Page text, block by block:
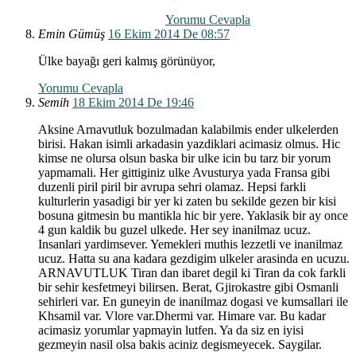
Yorumu Cevapla
Emin Gümüş 16 Ekim 2014 De 08:57
Ülke bayağı geri kalmış görünüyor,
Yorumu Cevapla
Semih 18 Ekim 2014 De 19:46
Aksine Arnavutluk bozulmadan kalabilmis ender ulkelerden
birisi. Hakan isimli arkadasin yazdiklari acimasiz olmus. Hic
kimse ne olursa olsun baska bir ulke icin bu tarz bir yorum
yapmamali. Her gittiginiz ulke Avusturya yada Fransa gibi
duzenli piril piril bir avrupa sehri olamaz. Hepsi farkli
kulturlerin yasadigi bir yer ki zaten bu sekilde gezen bir kisi
bosuna gitmesin bu mantikla hic bir yere. Yaklasik bir ay once
4 gun kaldik bu guzel ulkede. Her sey inanilmaz ucuz.
Insanlari yardimsever. Yemekleri muthis lezzetli ve inanilmaz
ucuz. Hatta su ana kadara gezdigim ulkeler arasinda en ucuzu.
ARNAVUTLUK Tiran dan ibaret degil ki Tiran da cok farkli
bir sehir kesfetmeyi bilirsen. Berat, Gjirokastre gibi Osmanli
sehirleri var. En guneyin de inanilmaz dogasi ve kumsallari ile
Khsamil var. Vlore var.Dhermi var. Himare var. Bu kadar
acimasiz yorumlar yapmayin lutfen. Ya da siz en iyisi
gezmeyin nasil olsa bakis aciniz degismeyecek. Saygilar.